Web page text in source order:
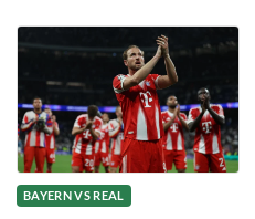
BAYERN VS REAL